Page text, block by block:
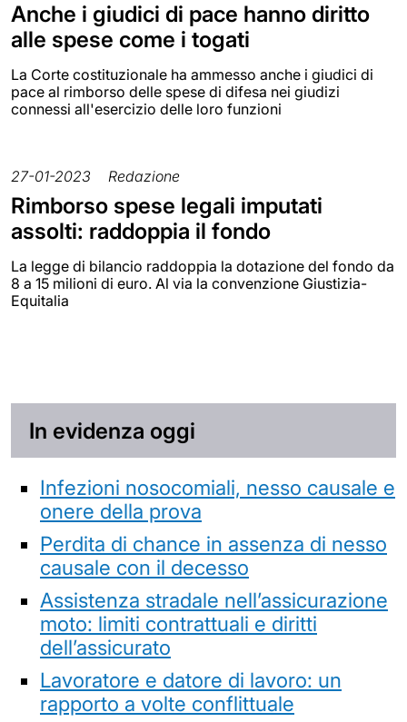
Anche i giudici di pace hanno diritto
alle spese come i togati
La Corte costituzionale ha ammesso anche i giudici di
pace al rimborso delle spese di difesa nei giudizi
connessi all'esercizio delle loro funzioni
27-01-2023 Redazione
Rimborso spese legali imputati
assolti: raddoppia il fondo
La legge di bilancio raddoppia la dotazione del fondo da
8 a 15 milioni di euro. Al via la convenzione Giustizia-
Equitalia
In evidenza oggi
Infezioni nosocomiali, nesso causale e
onere della prova
Perdita di chance in assenza di nesso
causale con il decesso
Assistenza stradale nell’assicurazione
moto: limiti contrattuali e diritti
dell’assicurato
Lavoratore e datore di lavoro: un
rapporto a volte conflittuale